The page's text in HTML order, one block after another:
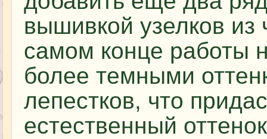
вышивкой узелков
самом конце работы
более темными
лепестков, что
естественный